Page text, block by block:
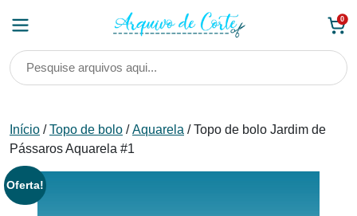
0
Início /Topo de bolo /Aquarela / Topo de bolo Jardim de
Pássaros Aquarela #1
Oferta!